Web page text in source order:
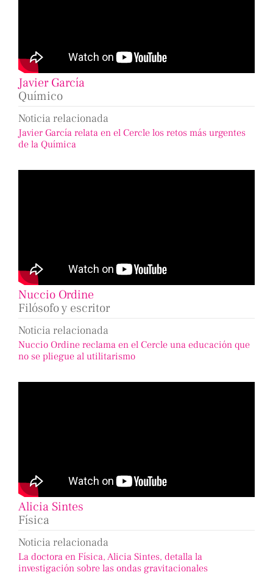
Javier García
Químico
Noticia relacionada
Javier García relata en el Cercle los retos más urgentes
de la Química
Nuccio Ordine
Filósofo y escritor
Noticia relacionada
Nuccio Ordine reclama en el Cercle una educación que
no se pliegue al utilitarismo
Alicia Sintes
Física
Noticia relacionada
La doctora en Física, Alicia Sintes, detalla la
investigación sobre las ondas gravitacionales